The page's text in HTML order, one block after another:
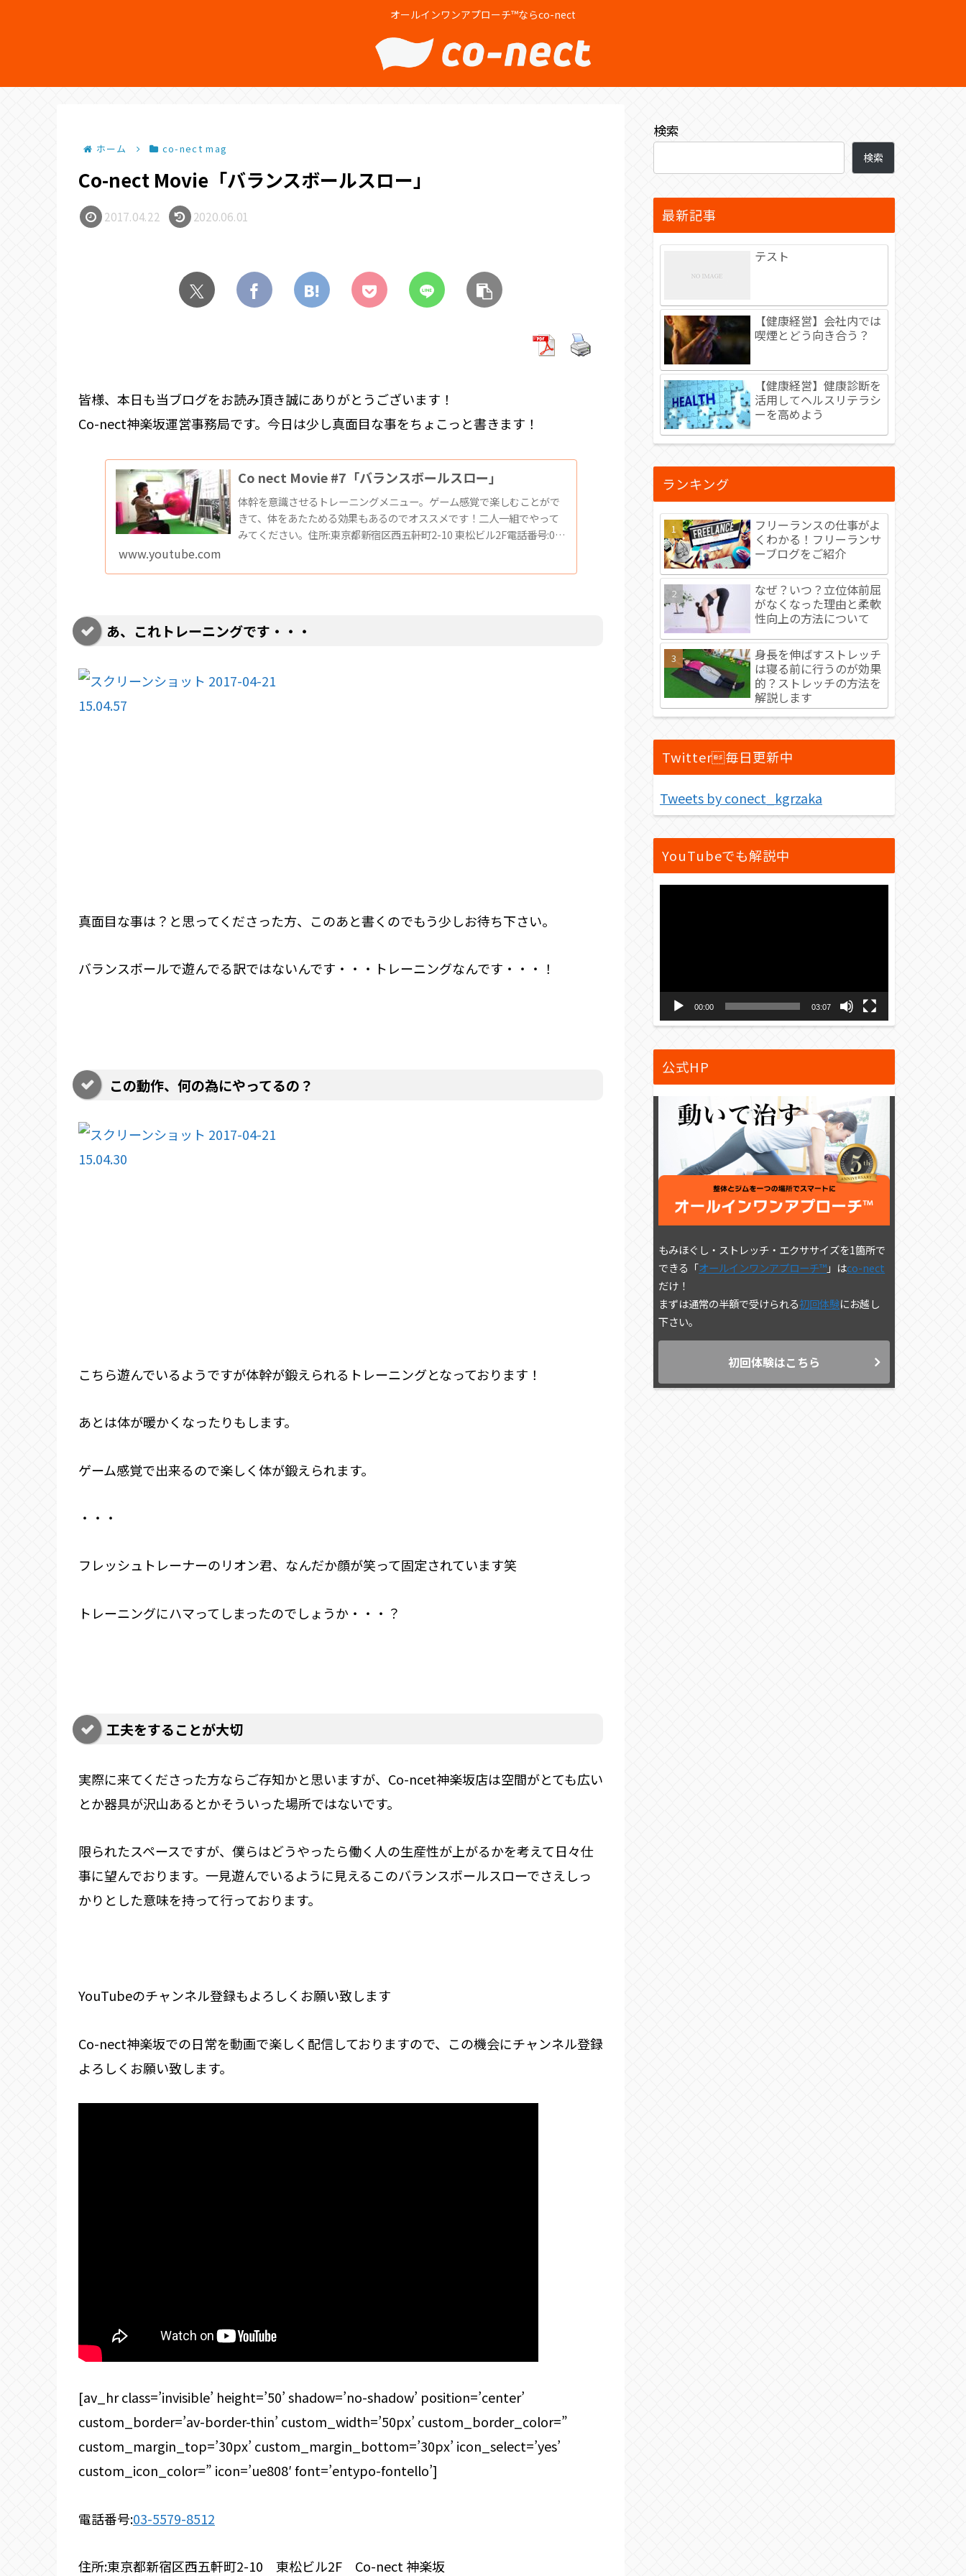
オールインワンアプローチ™ならco-nect
ホーム co-nect mag
Co-nect Movie「バランスボールスロー」
2017.04.22 2020.06.01
皆様、本日も当ブログをお読み頂き誠にありがとうございます！
Co-nect神楽坂運営事務局です。今日は少し真面目な事をちょこっと書きます！
Co nect Movie #7「バランスボールスロー」
体幹を意識させるトレーニングメニュー。ゲーム感覚で楽しむことがで
きて、体をあたためる効果もあるのでオススメです！二人一組でやって
みてください。住所:東京都新宿区西五軒町2-10 東松ビル2F電話番号:03-
www.youtube.com
あ、これトレーニングです・・・
真面目な事は？と思ってくださった方、このあと書くのでもう少しお待ち下さい。
バランスボールで遊んでる訳ではないんです・・・トレーニングなんです・・・！
この動作、何の為にやってるの？
こちら遊んでいるようですが体幹が鍛えられるトレーニングとなっております！
あとは体が暖かくなったりもします。
ゲーム感覚で出来るので楽しく体が鍛えられます。
・・・
フレッシュトレーナーのリオン君、なんだか顔が笑って固定されています笑
トレーニングにハマってしまったのでしょうか・・・？
工夫をすることが大切
実際に来てくださった方ならご存知かと思いますが、Co-ncet神楽坂店は空間がとても広い
とか器具が沢山あるとかそういった場所ではないです。
限られたスペースですが、僕らはどうやったら働く人の生産性が上がるかを考えて日々仕
事に望んでおります。一見遊んでいるように見えるこのバランスボールスローでさえしっ
かりとした意味を持って行っております。
YouTubeのチャンネル登録もよろしくお願い致します
Co-nect神楽坂での日常を動画で楽しく配信しておりますので、この機会にチャンネル登録
よろしくお願い致します。
[av_hr class=’invisible’ height=’50’ shadow=’no-shadow’ position=’center’
custom_border=’av-border-thin’ custom_width=’50px’ custom_border_color=”
custom_margin_top=’30px’ custom_margin_bottom=’30px’ icon_select=’yes’
custom_icon_color=” icon=’ue808′ font=’entypo-fontello’]
電話番号:03-5579-8512
住所:東京都新宿区西五軒町2-10 東松ビル2F Co-nect 神楽坂
検索
検索
最新記事
テスト
【健康経営】会社内では
喫煙とどう向き合う？
【健康経営】健康診断を
活用してヘルスリテラシ
ーを高めよう
ランキング
フリーランスの仕事がよ
くわかる！フリーランサ
ーブログをご紹介
なぜ？いつ？立位体前屈
がなくなった理由と柔軟
性向上の方法について
身長を伸ばすストレッチ
は寝る前に行うのが効果
的？ストレッチの方法を
解説します
Twitter毎日更新中
Tweets by conect_kgrzaka
YouTubeでも解説中
ー
ー
00:00 03:07
公式HP
もみほぐし・ストレッチ・エクササイズを1箇所で
できる「オールインワンアプローチ™」はco-nect
だけ！
まずは通常の半額で受けられる初回体験にお越し
下さい。
初回体験はこちら